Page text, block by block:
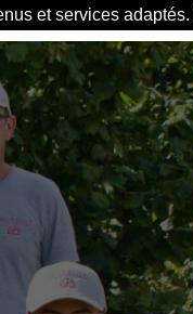
et services adaptés.